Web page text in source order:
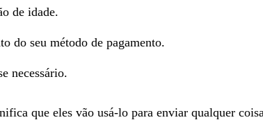
de idade.
do seu método de pagamento.
necessário.
que eles vão usá-lo para enviar qualquer